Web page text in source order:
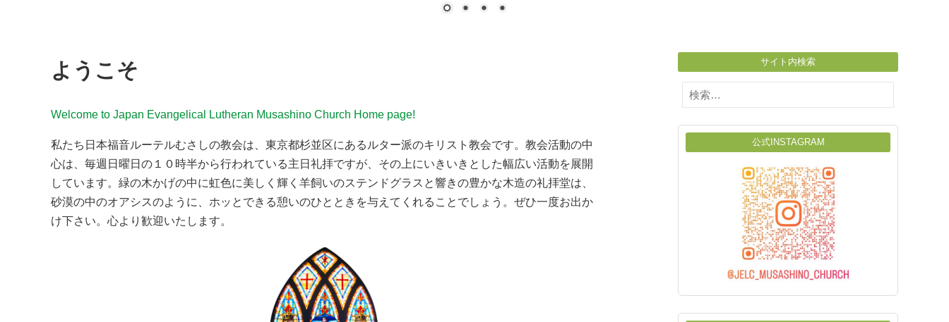
ようこそ
Welcome to Japan Evangelical Lutheran Musashino Church Home page!
私たち日本福音ルーテルむさしの教会は、東京都杉並区にあるルター派のキリスト教会です。教会活動の中
心は、毎週日曜日の１０時半から行われている主日礼拝ですが、その上にいきいきとした幅広い活動を展開
しています。緑の木かげの中に虹色に美しく輝く羊飼いのステンドグラスと響きの豊かな木造の礼拝堂は、
砂漠の中のオアシスのように、ホッとできる憩いのひとときを与えてくれることでしょう。ぜひ一度お出か
け下さい。心より歓迎いたします。
サイト内検索
検
索:
公式INSTAGRAM